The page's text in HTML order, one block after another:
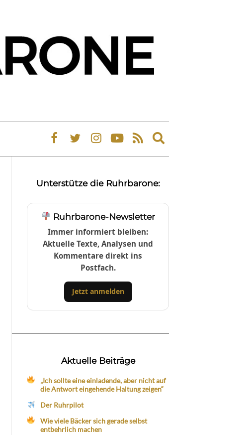
Expand
search
Unterstütze die Ruhrbarone:
Ruhrbarone-Newsletter
Immer informiert bleiben:
Aktuelle Texte, Analysen und
Kommentare direkt ins
Postfach.
Jetzt anmelden
Aktuelle Beiträge
„Ich sollte eine einladende, aber nicht auf
die Antwort eingehende Haltung zeigen“
Der Ruhrpilot
Wie viele Bäcker sich gerade selbst
entbehrlich machen